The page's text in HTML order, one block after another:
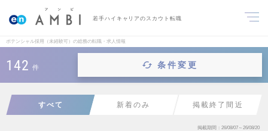
若手ハイキャリアのスカウト転職
ポテンシャル採用（未経験可）の総務の転職・求人情報
142 件 条件変更
すべて 新着のみ 掲載終了間近
掲載期間 26/08/07～26/08/20